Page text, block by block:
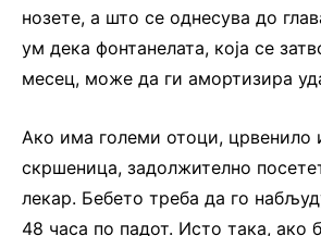
нозете, а што се однесува до
ум дека фонтанелата, која се
месец, може да ги амортизира
Ако има големи отоци, црвенило
скршеница, задолжително
лекар. Бебето треба да го
48 часа по падот. Исто така, ако